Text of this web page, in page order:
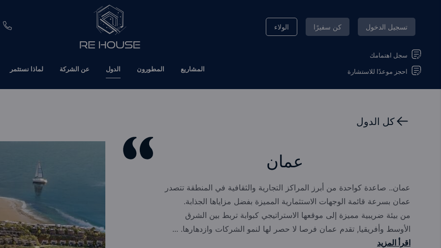
تسجيل الدخول كن سفيرًا الولاء
سجل اهتمامك
احجز موعدًا للاستشارة المشاريع المطورون الدول عن الشركة لماذا نستثمر
كل الدول
عمان
عمان.. صاعدة كواحدة من أبرز المراكز التجارية والثقافية في المنطقة تتصدر
عمان بسرعة قائمة الوجهات الاستثمارية المميزة بفضل مزاياها الجذابة.
من بيئة ضريبية مميزة إلى موقعها الاستراتيجي كبوابة تربط بين الشرق
الأوسط وأفريقيا, تقدم عمان فرصا لا حصر لها لنمو الشركات وازدهارها. ...
اقرأ المزيد